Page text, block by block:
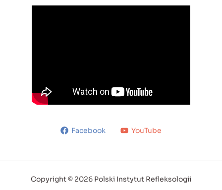
Facebook YouTube
Copyright © 2026 Polski Instytut Refleksologii